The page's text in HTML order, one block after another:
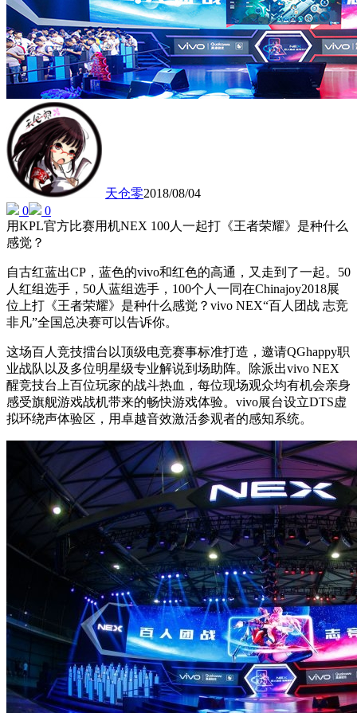
天仓零2018/08/04
0
0
用KPL官方比赛用机NEX 100人一起打《王者荣耀》是种什么
感觉？
自古红蓝出CP，蓝色的vivo和红色的高通，又走到了一起。50
人红组选手，50人蓝组选手，100个人一同在Chinajoy2018展
位上打《王者荣耀》是种什么感觉？vivo NEX“百人团战 志竞
非凡”全国总决赛可以告诉你。
这场百人竞技擂台以顶级电竞赛事标准打造，邀请QGhappy职
业战队以及多位明星级专业解说到场助阵。除派出vivo NEX
醒竞技台上百位玩家的战斗热血，每位现场观众均有机会亲身
感受旗舰游戏战机带来的畅快游戏体验。vivo展台设立DTS虚
拟环绕声体验区，用卓越音效激活参观者的感知系统。